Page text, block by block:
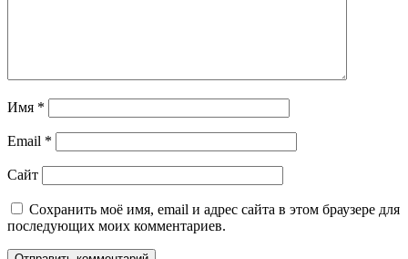
Имя *
Email *
Сайт
Сохранить моё имя, email и адрес сайта в этом браузере для
последующих моих комментариев.